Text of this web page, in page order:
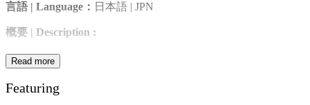
言語 | Language： 日本語 | JPN
概要 | Description :
九大発・AIを活用したESGおよびソーシャルインパクトの分
析評価サービスを提供するaiESGが、ESG体験型カードゲー
ム「Chain Impact Sandwich」のワークショップを開催！
Read more
Featuring